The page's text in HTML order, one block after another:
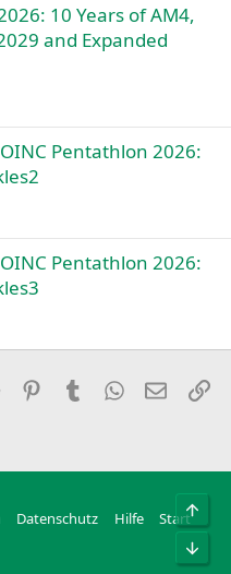
10 Years of AM4,
and Expanded
Pentathlon 2026:
Pentathlon 2026:
Reddit PinterestTumblr WhatsApp
E-Mail
Datenschutz Hilfe Start